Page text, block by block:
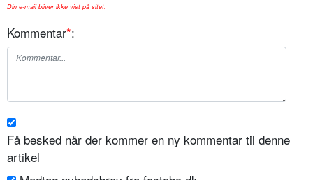
Din e-mail bliver ikke vist på sitet.
Kommentar*:
Få besked når der kommer en ny kommentar til denne
artikel